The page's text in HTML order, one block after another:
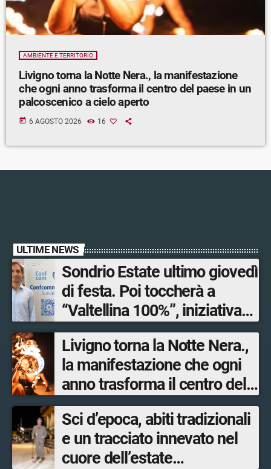
AMBIENTE E TERRITORIO
Livigno torna la Notte Nera., la manifestazione
che ogni anno trasforma il centro del paese in un
palcoscenico a cielo aperto
today 6 AGOSTO 2026 16
ULTIME NEWS
Sondrio Estate ultimo giovedì
di festa. Poi toccherà a
“Valtellina 100%”, iniziativa
ideata e organizzata
dall’Associazione
mandamentale di
Confcommercio Sondrio in
collaborazione con Sondrio
Shopping.
Livigno torna la Notte Nera.,
la manifestazione che ogni
anno trasforma il centro del
paese in un palcoscenico a
cielo aperto
Sci d’epoca, abiti tradizionali
e un tracciato innevato nel
cuore dell’estate